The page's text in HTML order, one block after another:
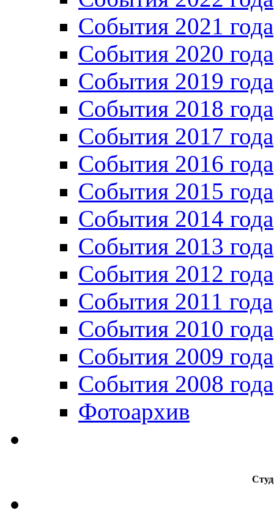
Cобытия 2021 года
События 2020 года
События 2019 года
События 2018 года
События 2017 года
События 2016 года
События 2015 года
События 2014 года
События 2013 года
События 2012 года
События 2011 года
События 2010 года
События 2009 года
События 2008 года
Фотоархив